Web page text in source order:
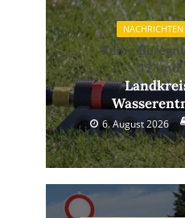
NACHRICHTEN
Keine
12 und
6. August 2026